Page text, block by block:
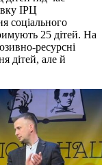
ІРЦ
соціального
25 дітей. На
ресурсні
дітей, але й